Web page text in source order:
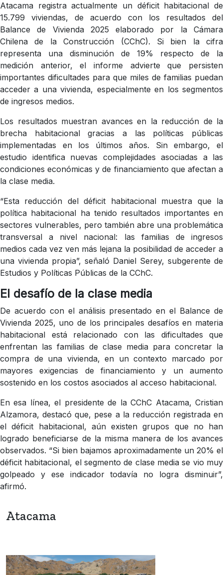
Atacama registra actualmente un déficit habitacional de
15.799 viviendas, de acuerdo con los resultados del
Balance de Vivienda 2025 elaborado por la Cámara
Chilena de la Construcción (CChC). Si bien la cifra
representa una disminución de 19% respecto de la
medición anterior, el informe advierte que persisten
importantes dificultades para que miles de familias puedan
acceder a una vivienda, especialmente en los segmentos
de ingresos medios.
Los resultados muestran avances en la reducción de la
brecha habitacional gracias a las políticas públicas
implementadas en los últimos años. Sin embargo, el
estudio identifica nuevas complejidades asociadas a las
condiciones económicas y de financiamiento que afectan a
la clase media.
“Esta reducción del déficit habitacional muestra que la
política habitacional ha tenido resultados importantes en
sectores vulnerables, pero también abre una problemática
transversal a nivel nacional: las familias de ingresos
medios cada vez ven más lejana la posibilidad de acceder a
una vivienda propia”, señaló Daniel Serey, subgerente de
Estudios y Políticas Públicas de la CChC.
El desafío de la clase media
De acuerdo con el análisis presentado en el Balance de
Vivienda 2025, uno de los principales desafíos en materia
habitacional está relacionado con las dificultades que
enfrentan las familias de clase media para concretar la
compra de una vivienda, en un contexto marcado por
mayores exigencias de financiamiento y un aumento
sostenido en los costos asociados al acceso habitacional.
En esa línea, el presidente de la CChC Atacama, Cristian
Alzamora, destacó que, pese a la reducción registrada en
el déficit habitacional, aún existen grupos que no han
logrado beneficiarse de la misma manera de los avances
observados. “Si bien bajamos aproximadamente un 20% el
déficit habitacional, el segmento de clase media se vio muy
golpeado y ese indicador todavía no logra disminuir”,
afirmó.
Atacama